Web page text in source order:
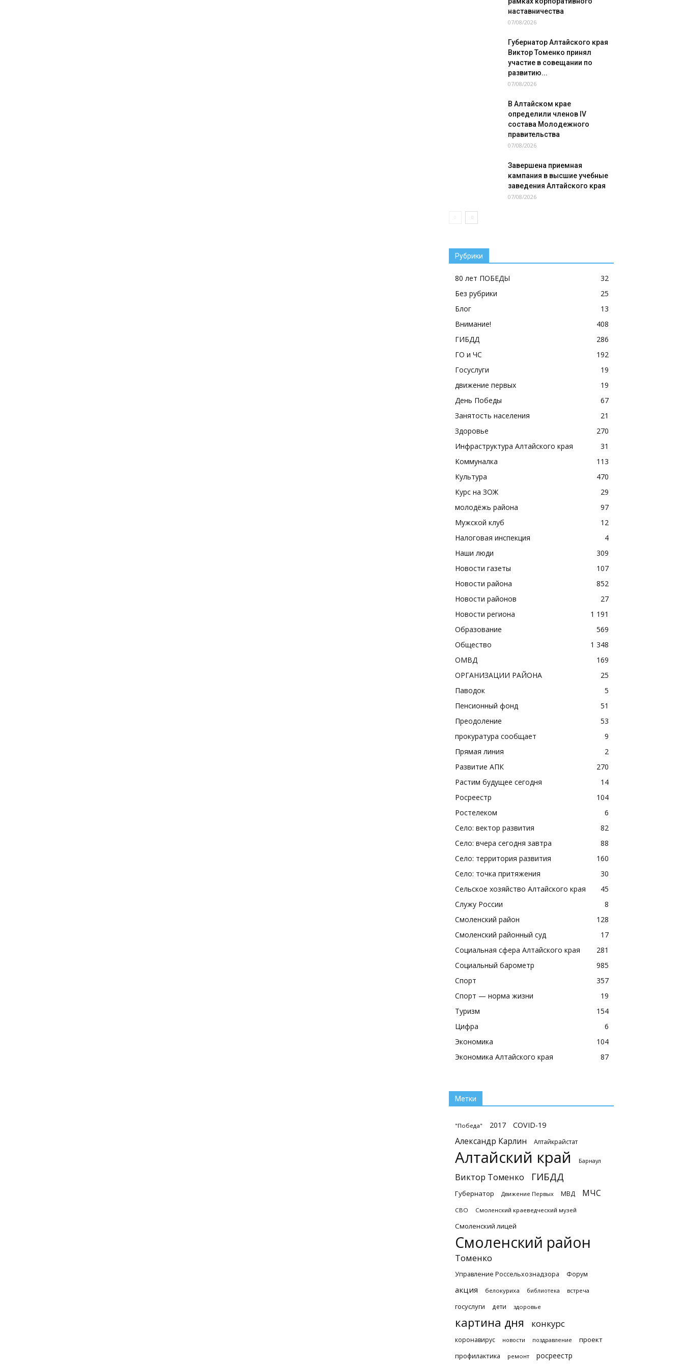
наставничества
07/08/2026
Губернатор Алтайского края
Виктор Томенко принял
участие в совещании по
развитию...
07/08/2026
В Алтайском крае
определили членов IV
состава Молодежного
правительства
07/08/2026
Завершена приемная
кампания в высшие учебные
заведения Алтайского края
07/08/2026
Рубрики
80 лет ПОБЕДЫ
32
Без рубрики
25
Блог
13
Внимание!
408
ГИБДД
286
ГО и ЧС
192
Госуслуги
19
движение первых
19
День Победы
67
Занятость населения
21
Здоровье
270
Инфраструктура Алтайского края
31
Коммуналка
113
Культура
470
Курс на ЗОЖ
29
молодёжь района
97
Мужской клуб
12
Налоговая инспекция
4
Наши люди
309
Новости газеты
107
Новости района
852
Новости районов
27
Новости региона
1 191
Образование
569
Общество
1 348
ОМВД
169
ОРГАНИЗАЦИИ РАЙОНА
25
Паводок
5
Пенсионный фонд
51
Преодоление
53
прокуратура сообщает
9
Прямая линия
2
Развитие АПК
270
Растим будущее сегодня
14
Росреестр
104
Ростелеком
6
Село: вектор развития
82
Село: вчера сегодня завтра
88
Село: территория развития
160
Село: точка притяжения
30
Сельское хозяйство Алтайского края
45
Служу России
8
Смоленский район
128
Смоленский районный суд
17
Социальная сфера Алтайского края
281
Социальный барометр
985
Спорт
357
Спорт — норма жизни
19
Туризм
154
Цифра
6
Экономика
104
Экономика Алтайского края
87
Метки
"Победа" 2017 COVID-19
Александр Карлин Алтайкрайстат
Алтайский край Барнаул
Виктор Томенко ГИБДД
Губернатор Движение Первых МВД МЧС
СВО Смоленский краеведческий музей
Смоленский лицей
Смоленский район
Томенко
Управление Россельхознадзора Форум
акция белокуриха библиотека встреча
госуслуги дети здоровье
картина дня конкурс
коронавирус новости поздравление
проект
профилактика
ремонт росреестр